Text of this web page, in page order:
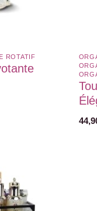
ROTATIF​